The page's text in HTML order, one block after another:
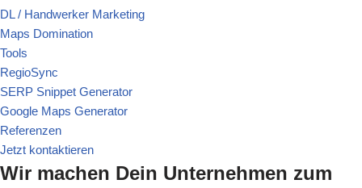
DL / Handwerker Marketing
Maps Domination
Tools
RegioSync
SERP Snippet Generator
Google Maps Generator
Referenzen
Jetzt kontaktieren
Wir machen Dein Unternehmen zum